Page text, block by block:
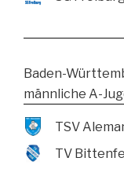
Baden-
männliche A-
TV